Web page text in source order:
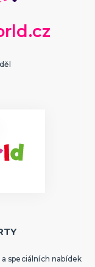
speciálních nabídek